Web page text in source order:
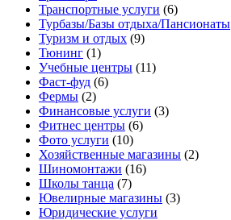
Транспортные услуги (6)
Турбазы/Базы отдыха/Пансионаты
Туризм и отдых (9)
Тюнинг (1)
Учебные центры (11)
Фаст-фуд (6)
Фермы (2)
Финансовые услуги (3)
Фитнес центры (6)
Фото услуги (10)
Хозяйственные магазины (2)
Шиномонтажи (16)
Школы танца (7)
Ювелирные магазины (3)
Юридические услуги